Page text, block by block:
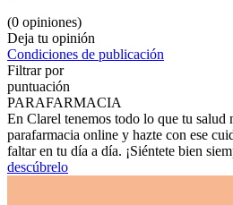
(0 opiniones)
Deja tu opinión
Condiciones de publicación
Filtrar por
puntuación
PARAFARMACIA
En Clarel tenemos todo lo que tu salud
parafarmacia online y hazte con ese
faltar en tu día a día. ¡Siéntete bien
descúbrelo